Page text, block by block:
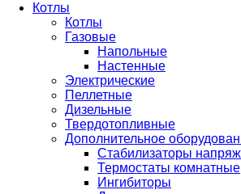
Котлы
Котлы
Газовые
Напольные
Настенные
Электрические
Пеллетные
Дизельные
Твердотопливные
Дополнительное
Стабилизаторы
Термостаты комнатные
Ингибиторы